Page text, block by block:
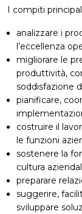
I compiti
analizzare i
l’eccellenza
migliorare le
produttività,
soddisfazione
pianificare,
costruire il
le funzioni
sostenere la
cultura
preparare
suggerire,
sviluppare